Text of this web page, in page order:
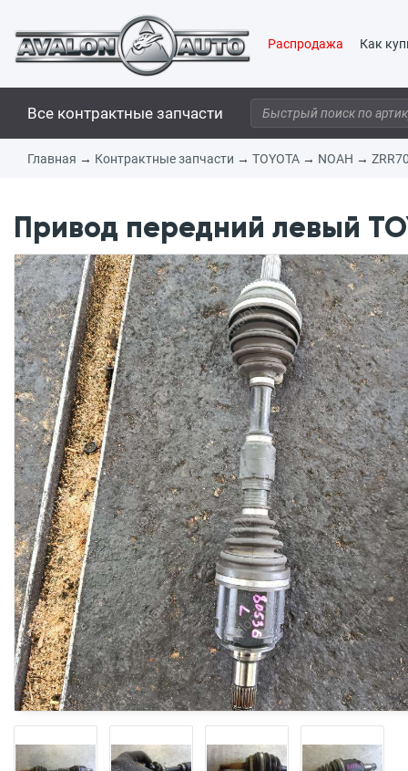
Распродажа Как
Все контрактные запчасти
Главная → Контрактные запчасти → TOYOTA → NOAH →
Привод передний левый